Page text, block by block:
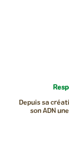
Depuis sa
son ADN